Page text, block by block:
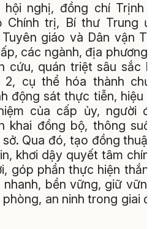
nghị, đồng chí Trịnh
Chính trị, Bí thư Trung
giáo và Dân vận
các ngành, địa phương
cứu, quán triệt sâu sắc
2, cụ thể hóa thành
động sát thực tiễn, hiệu
của cấp ủy, người
khai đồng bộ, thông
Qua đó, tạo đồng
khơi dậy quyết tâm
góp phần thực hiện
bền vững, giữ
an ninh trong giai